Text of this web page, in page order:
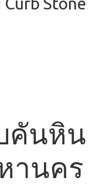
คันหิน
านคร